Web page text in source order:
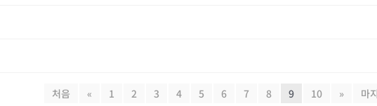
처음 « 1 2 3 4 5 6 7 8 9 10 » 마